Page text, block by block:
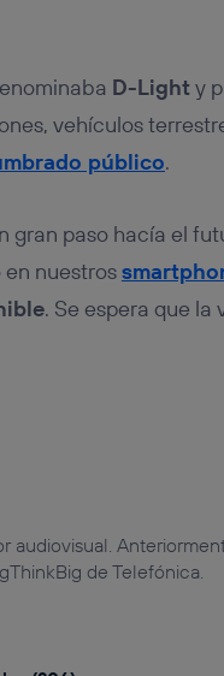
D-Light y
vehículos
público.
gran paso hacía el
nuestros
. Se espera que
audiovisual.
de Telefónica.